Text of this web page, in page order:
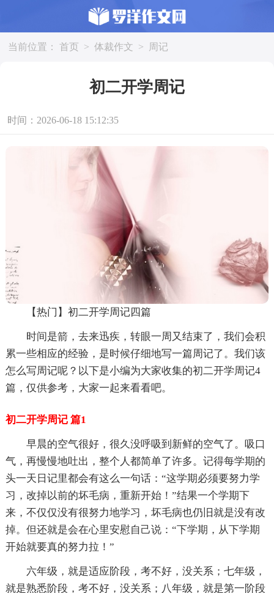
当前位置： 首页 > 体裁作文 > 周记
初二开学周记
时间：2026-06-18 15:12:35
【热门】初二开学周记四篇
时间是箭，去来迅疾，转眼一周又结束了，我们会积
累一些相应的经验，是时候仔细地写一篇周记了。我们该
怎么写周记呢？以下是小编为大家收集的初二开学周记4
篇，仅供参考，大家一起来看看吧。
初二开学周记 篇1
早晨的空气很好，很久没呼吸到新鲜的空气了。吸口
气，再慢慢地吐出，整个人都简单了许多。记得每学期的
头一天日记里都会有这么一句话：“这学期必须要努力学
习，改掉以前的坏毛病，重新开始！”结果一个学期下
来，不仅仅没有很努力地学习，坏毛病也仍旧就是没有改
掉。但还就是会在心里安慰自己说：“下学期，从下学期
开始就要真的努力拉！”
六年级，就是适应阶段，考不好，没关系；七年级，
就是熟悉阶段，考不好，没关系；八年级，就是第一阶段